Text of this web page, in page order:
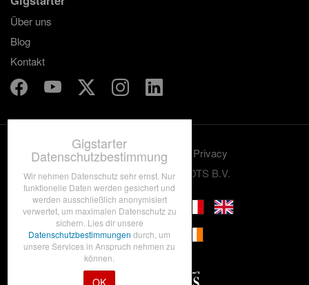
Über uns
Blog
Kontakt
Benutzungskonditionen
Privacy
© 2012-2026 GRASSROOTS B.V.
Gigstarter
Datenschutzbestimmung
Wir nehmen Datenschutz sehr ernst. Nur
funktionelle Daten werden gesichert und
werden ausschließlich anonymisiert
verwertet, um maximalen Datenschutz zu
sichern. Lies dir unsere
Datenschutzbestimmungendurch, um
unsere Services in Anspruch nehmen zu
können.
OK